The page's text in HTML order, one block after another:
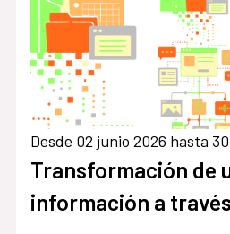
Desde 02 junio 2026 hasta
Transformación de
información a